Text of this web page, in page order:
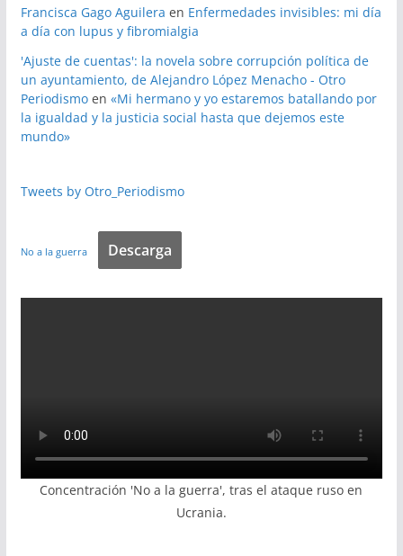
Francisca Gago Aguilera en Enfermedades invisibles: mi día
a día con lupus y fibromialgia
'Ajuste de cuentas': la novela sobre corrupción política de
un ayuntamiento, de Alejandro López Menacho - Otro
Periodismoen «Mi hermano y yo estaremos batallando por
la igualdad y la justicia social hasta que dejemos este
mundo»
Tweets by Otro_Periodismo
No a la guerra Descarga
Concentración 'No a la guerra', tras el ataque ruso en
Ucrania.